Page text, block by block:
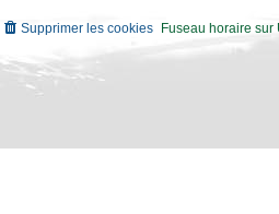
Fuseau horaire sur
Supprimer les cookies